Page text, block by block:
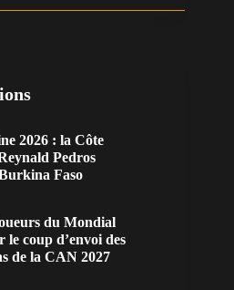
2026 : la Côte
Pedros
Faso
du Mondial
le coup d’envoi des
de la CAN 2027